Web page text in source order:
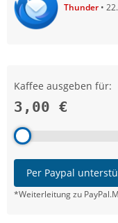
Thunder
Kaffee ausgeben für:
3,00 €
Per Paypal
*Weiterleitung zu